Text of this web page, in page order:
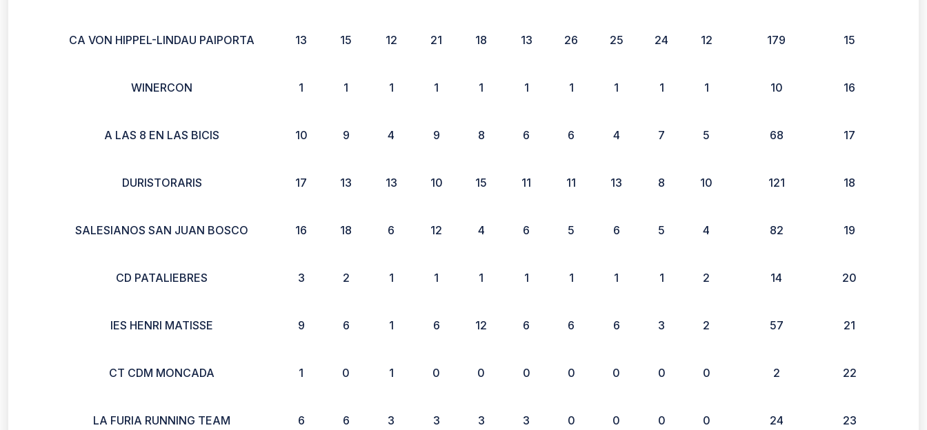
CA VON HIPPEL-LINDAU PAIPORTA 13 15 12 21 18 13 26 25 24 12 179 15
WINERCON 1 1 1 1 1 1 1 1 1 1 10 16
A LAS 8 EN LAS BICIS 10 9 4 9 8 6 6 4 7 5 68 17
DURISTORARIS 17 13 13 10 15 11 11 13 8 10 121 18
SALESIANOS SAN JUAN BOSCO 16 18 6 12 4 6 5 6 5 4 82 19
CD PATALIEBRES 3 2 1 1 1 1 1 1 1 2 14 20
IES HENRI MATISSE 9 6 1 6 12 6 6 6 3 2 57 21
CT CDM MONCADA 1 0 1 0 0 0 0 0 0 0 2 22
LA FURIA RUNNING TEAM 6 6 3 3 3 3 0 0 0 0 24 23